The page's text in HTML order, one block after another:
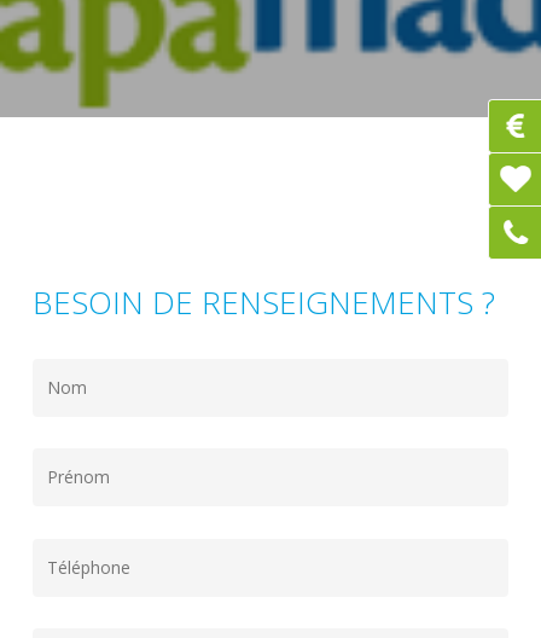
BESOIN DE RENSEIGNEMENTS ?